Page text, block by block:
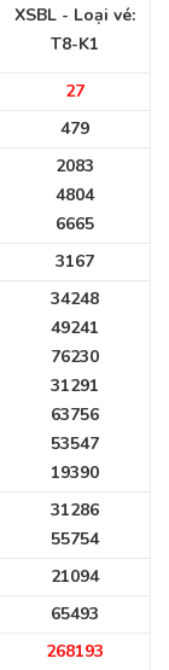
XSBL - Loại vé:
T8-K1
27
479
2083
4804
6665
3167
34248
49241
76230
31291
63756
53547
19390
31286
55754
21094
65493
268193